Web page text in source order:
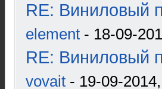
RE: Виниловый
element - 18-09-
RE: Виниловый
vovait - 19-09-